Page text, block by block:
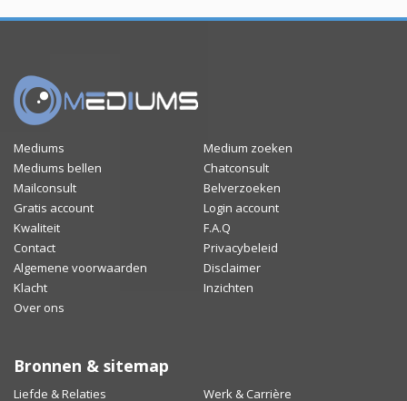
Mediums
Medium zoeken
Mediums bellen
Chatconsult
Mailconsult
Belverzoeken
Gratis account
Login account
Kwaliteit
F.A.Q
Contact
Privacybeleid
Algemene voorwaarden
Disclaimer
Klacht
Inzichten
Over ons
Bronnen & sitemap
Liefde & Relaties Werk & Carrière